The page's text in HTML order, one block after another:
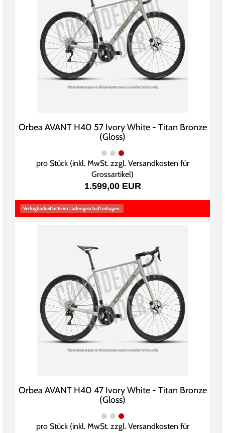
Orbea AVANT H40 57 Ivory White - Titan Bronze
(Gloss)
pro Stück (inkl. MwSt. zzgl. Versandkosten für
Grossartikel)
1.599,00 EUR
Verfügbarkeit bitte im Ladengeschäft erfragen.
Orbea AVANT H40 47 Ivory White - Titan Bronze
(Gloss)
pro Stück (inkl. MwSt. zzgl. Versandkosten für